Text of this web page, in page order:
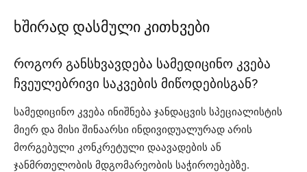
ხშირად დასმული კითხვები
როგორ განსხვავდება სამედიცინო კვება
ჩვეულებრივი საკვების მიწოდებისგან?
სამედიცინო კვება ინიშნება ჯანდაცვის სპეციალისტის
მიერ და მისი შინაარსი ინდივიდუალურად არის
მორგებული კონკრეტული დაავადების ან
ჯანმრთელობის მდგომარეობის საჭიროებებზე.